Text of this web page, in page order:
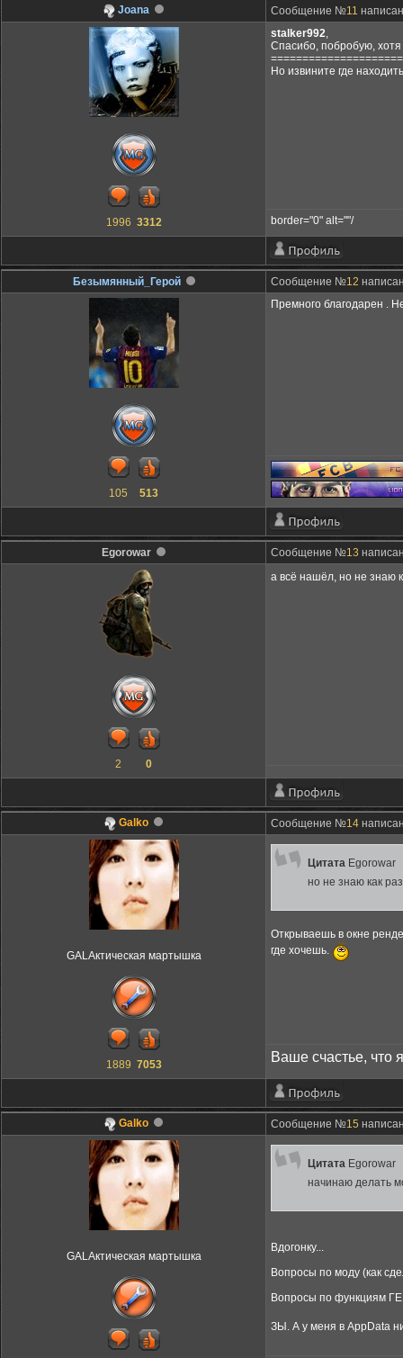
Joana Сообщение №11
1996 3312
stalker992,
Спасибо, побробую, хотя
Но извините где
border="0" alt=""/
Безымянный_Герой Сообщение №12
105 513
Премного благодарен .
Egorowar Сообщение №13
2 0
а всё нашёл, но не знаю
Galko Сообщение №14
GALAктическая мартышка
1889 7053
Цитата Egorowar
но не знаю как
Открываешь в окне
где хочешь.
Ваше счастье, что
Galko Сообщение №15
GALAктическая мартышка
Цитата Egorowar
начинаю делать
Вдогонку...
Вопросы по моду (как
Вопросы по функциям
ЗЫ. А у меня в АppData